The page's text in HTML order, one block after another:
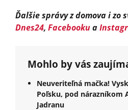
Ďalšie správy z domova i zo
Dnes24, Facebookua
Mohlo by vás
Neuveriteľná mačka!
Poľsku, pod nárazníkom
Jadranu